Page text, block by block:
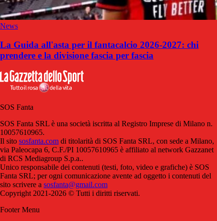
News
La Guida all'asta per il fantacalcio 2026-2027: chi
prendere e la divisione fascia per fascia
SOS Fanta
SOS Fanta SRL è una società iscritta al Registro Imprese di Milano n.
10057610965.
Il sito sosfanta.com di titolarità di SOS Fanta SRL, con sede a Milano,
via Paleocapa 6, C.F./PI 10057610965 è affiliato al network Gazzanet
di RCS Mediagroup S.p.a..
Unico responsabile dei contenuti (testi, foto, video e grafiche) è SOS
Fanta SRL; per ogni comunicazione avente ad oggetto i contenuti del
sito scrivere a sosfanta@gmail.com
Copyright 2021-2026 © Tutti i diritti riservati.
Footer Menu